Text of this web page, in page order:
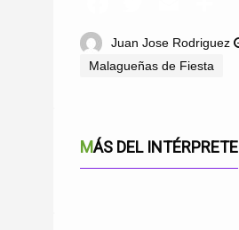
Juan Jose Rodriguez
Malagueñas de Fiesta
MÁS DEL INTÉRPRETE